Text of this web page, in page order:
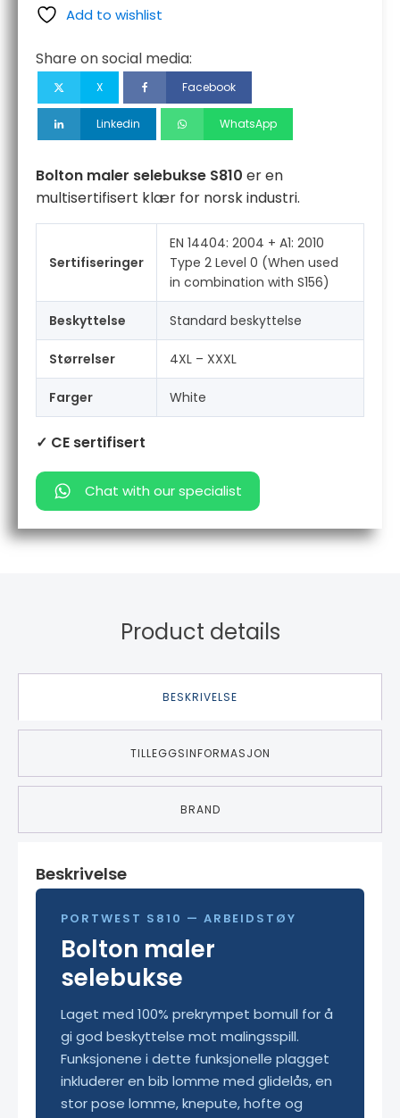
antall Add to wishlist
Share on social media:
X Facebook
Linkedin WhatsApp
Bolton maler selebukse S810 er en
multisertifisert klær for norsk industri.
Sertifiseringer
EN 14404: 2004 + A1: 2010
Type 2 Level 0 (When used
in combination with S156)
Beskyttelse Standard beskyttelse
Størrelser 4XL – XXXL
Farger White
✓ CE sertifisert
Chat with our specialist
Product details
BESKRIVELSE
TILLEGGSINFORMASJON
BRAND
Beskrivelse
PORTWEST S810 — ARBEIDSTØY
Bolton maler
selebukse
Laget med 100% prekrympet bomull for å
gi god beskyttelse mot malingsspill.
Funksjonene i dette funksjonelle plagget
inkluderer en bib lomme med glidelås, en
stor pose lomme, knepute, hofte og